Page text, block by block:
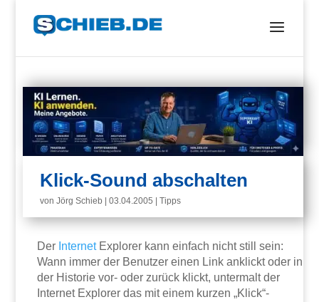
Klick-Sound abschalten
vonJörg Schieb |03.04.2005 |Tipps
Der InternetExplorer kann einfach nicht still sein:
Wann immer der Benutzer einen Link anklickt oder in
der Historie vor- oder zurück klickt, untermalt der
Internet Explorer das mit einem kurzen „Klick“-